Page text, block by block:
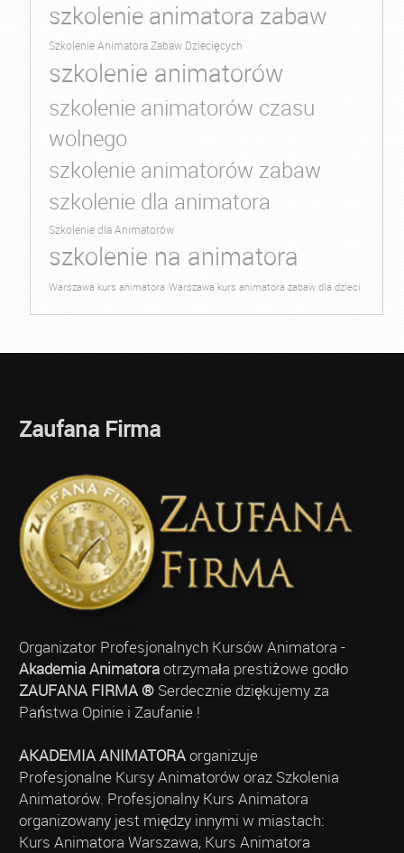
szkolenie animatora zabaw
Szkolenie Animatora Zabaw Dziecięcych
szkolenie animatorów
szkolenie animatorów czasu
wolnego
szkolenie animatorów zabaw
szkolenie dla animatora
Szkolenie dla Animatorów
szkolenie na animatora
Warszawa kurs animatora Warszawa kurs animatora zabaw dla dzieci
Zaufana Firma
Organizator Profesjonalnych Kursów Animatora -
Akademia Animatoraotrzymała prestiżowe godło
ZAUFANA FIRMA ®Serdecznie dziękujemy za
Państwa Opinie i Zaufanie !
AKADEMIA ANIMATORAorganizuje
Profesjonalne Kursy Animatorów oraz Szkolenia
Animatorów. Profesjonalny Kurs Animatora
organizowany jest między innymi w miastach:
Kurs Animatora Warszawa, Kurs Animatora